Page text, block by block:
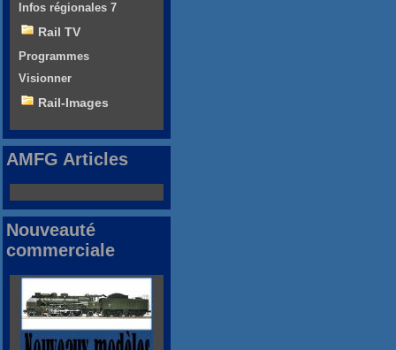
Infos régionales 7
Rail TV
Programmes
Visionner
Rail-Images
AMFG Articles
Nouveauté
commerciale